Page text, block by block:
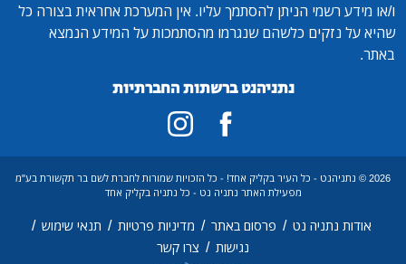
רשמי הניתן להסתמך עליו. אין המערכת אחראית בצורה כל
נזקים כלשהם שנגרמו מהסתמכות על המידע הנמצא
נתניהנט ברשתות החברתיות
© נתניהנט - כל העיר בקליק אחד! - כל הזכויות שמורות לחברת לשם בר תקשורת בע"מ
מפעילת האתר נתניה נט - כל נתניה בקליק אחד
נתניה נט / פרסום באתר/ מדיניות פרטיות/תנאי שימוש/
/צרו קשר